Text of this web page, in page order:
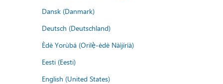
Dansk (Danmark)
Deutsch (Deutschland)
Èdè Yorùbá (Orilẹ̀-èdè Nàìjíríà)
Eesti (Eesti)
English (United States)